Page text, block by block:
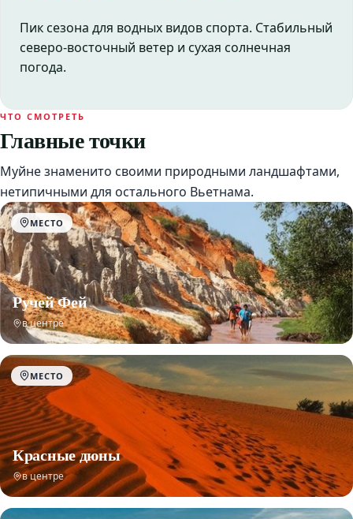
Пик сезона для водных видов спорта. Стабильный
северо-восточный ветер и сухая солнечная
погода.
ЧТО СМОТРЕТЬ
Главные точки
Муйне знаменито своими природными ландшафтами,
нетипичными для остального Вьетнама.
МЕСТО
Ручей Фей
в центре
МЕСТО
Красные дюны
в центре